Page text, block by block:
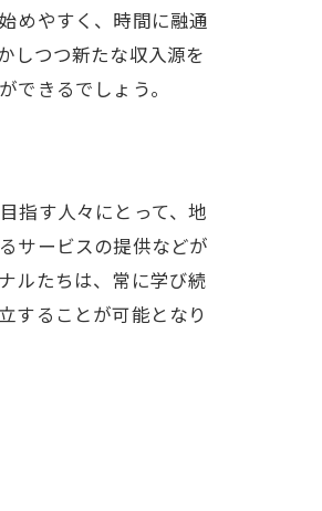
めやすく、時間に融通
しつつ新たな収入源を
きるでしょう。
指す人々にとって、地
サービスの提供などが
ルたちは、常に学び続
することが可能となり